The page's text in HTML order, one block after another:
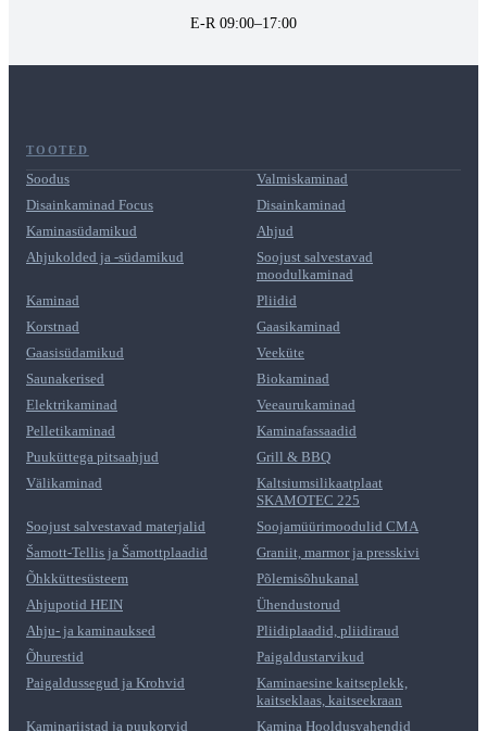
E-R 09:00–17:00
TOOTED
Soodus
Valmiskaminad
Disainkaminad Focus
Disainkaminad
Kaminasüdamikud
Ahjud
Ahjukolded ja -südamikud
Soojust salvestavad
moodulkaminad
Kaminad
Pliidid
Korstnad
Gaasikaminad
Gaasisüdamikud
Veeküte
Saunakerised
Biokaminad
Elektrikaminad
Veeaurukaminad
Pelletikaminad
Kaminafassaadid
Puuküttega pitsaahjud
Grill & BBQ
Välikaminad
Kaltsiumsilikaatplaat
SKAMOTEC 225
Soojust salvestavad materjalid
Soojamüürimoodulid CMA
Šamott-Tellis ja Šamottplaadid
Graniit, marmor ja presskivi
Õhkküttesüsteem
Põlemisõhukanal
Ahjupotid HEIN
Ühendustorud
Ahju- ja kaminauksed
Pliidiplaadid, pliidiraud
Õhurestid
Paigaldustarvikud
Paigaldussegud ja Krohvid
Kaminaesine kaitseplekk,
kaitseklaas, kaitseekraan
Kaminariistad ja puukorvid
Kamina Hooldusvahendid